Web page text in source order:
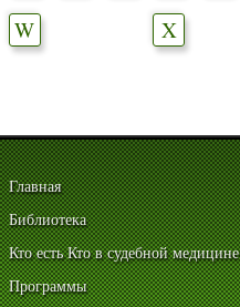
W
X
Главная
Библиотека
Кто есть Кто в судебной медицине
Программы